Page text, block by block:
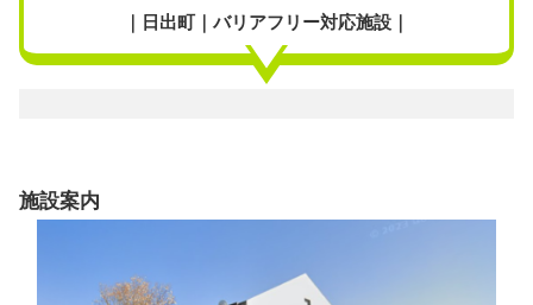
｜日出町｜バリアフリー対応施設｜
施設案内